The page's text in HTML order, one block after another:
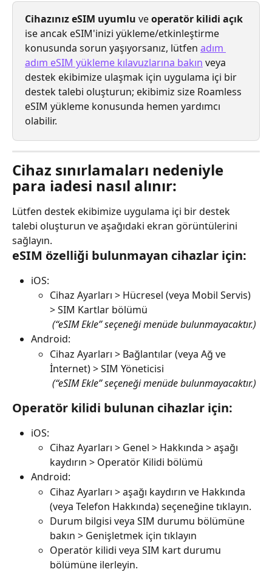
Cihazınız eSIM uyumlu ve operatör kilidi açık
ise ancak eSIM'inizi yükleme/etkinleştirme
konusunda sorun yaşıyorsanız, lütfen adım
adım eSIM yükleme kılavuzlarına bakın veya
destek ekibimize ulaşmak için uygulama içi bir
destek talebi oluşturun; ekibimiz size Roamless
eSIM yükleme konusunda hemen yardımcı
olabilir.
Cihaz sınırlamaları nedeniyle
para iadesi nasıl alınır:
Lütfen destek ekibimize uygulama içi bir destek
talebi oluşturun ve aşağıdaki ekran görüntülerini
sağlayın.
eSIM özelliği bulunmayan cihazlar için:
iOS:
Cihaz Ayarları > Hücresel (veya Mobil Servis)
> SIM Kartlar bölümü
(“eSIM Ekle” seçeneği menüde bulunmayacaktır.)
Android:
Cihaz Ayarları > Bağlantılar (veya Ağ ve
İnternet) > SIM Yöneticisi
(“eSIM Ekle” seçeneği menüde bulunmayacaktır.)
Operatör kilidi bulunan cihazlar için:
iOS:
Cihaz Ayarları > Genel > Hakkında > aşağı
kaydırın > Operatör Kilidi bölümü
Android:
Cihaz Ayarları > aşağı kaydırın ve Hakkında
(veya Telefon Hakkında) seçeneğine tıklayın.
Durum bilgisi veya SIM durumu bölümüne
bakın > Genişletmek için tıklayın
Operatör kilidi veya SIM kart durumu
bölümüne ilerleyin.